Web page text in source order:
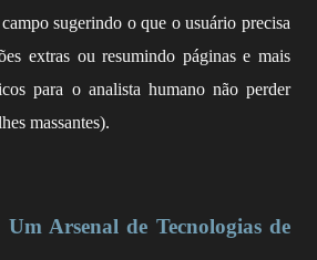
sugerindo o que o usuário precisa
extras ou resumindo páginas e mais
para o analista humano não perder
massantes).
Arsenal de Tecnologias de